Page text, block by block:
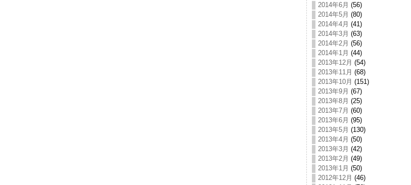
2014年6月 (56)
2014年5月 (80)
2014年4月 (41)
2014年3月 (63)
2014年2月 (56)
2014年1月 (44)
2013年12月 (54)
2013年11月 (68)
2013年10月 (151)
2013年9月 (67)
2013年8月 (25)
2013年7月 (60)
2013年6月 (95)
2013年5月 (130)
2013年4月 (50)
2013年3月 (42)
2013年2月 (49)
2013年1月 (50)
2012年12月 (46)